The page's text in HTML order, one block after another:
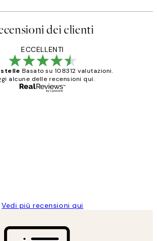
dei clienti
ECCELLENTI
stelle Basato su 108312 valutazioni.
alcune delle recensioni qui.
Vedi più recensioni qui